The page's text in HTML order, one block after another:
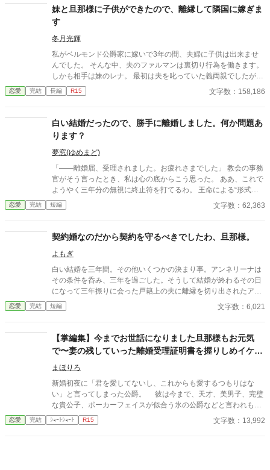
染を屋敷に迎え入れようとしている会話を聞いてしまったレティ
シアは、ついに決意する。 ――もう、この結婚には見切りをつけ
よう。 夜明け前、彼女は離縁の準備を整え、伯爵邸を出奔。 身を
寄せた北の港町で薬舗を手伝いながら、自分の力で生きる穏やか
な日々を手に入れていく。そこで出会ったのは、身分ではなく一
人の女性として彼女を尊重してくれる青年医師ノアだった。 一
方、都合よく尽くしてくれる妻を失ったアルフレッドは、ようや
く自分が何を失ったのかを思い知ることになる。 幼馴染ばかりを
優先する婚約者との白い結婚に終止符を打ち、傷ついた公爵令嬢
妹と旦那様に子供ができたので、離縁して隣国に嫁ぎま
す
冬月光輝
私がベルモンド公爵家に嫁いで3年の間、夫婦に子供は出来ませ
んでした。 そんな中、夫のファルマンは裏切り行為を働きます。
しかも相手は妹のレナ。 最初は夫を叱っていた義両親でしたが、
レナに子供が出来たと知ると私を責めだしました。 夫も婚約中か
ら私からの愛は感じていないと口にしており、あの頃に婚約破棄
害する権利はないと言われて離縁させられてしまいます。 それか
らまもなくして、隣国の王子であるレオン殿下が我が家に現れま
した。 「約束どおり、私の妻になってもらうぞ」 確かにそんな約
束をした覚えがあるような気がしますが、殿下はまだ5歳だった
ような……。 言われるがままに、隣国へ向かった私。 その頃にな
って、子供が出来ない理由は元旦那にあることが発覚して――。
ベルモンド公爵家ではひと悶着起こりそうらしいのですが、もう
私には関係ありません。 ※ざまぁパートは第16話〜です
恋愛 完結 長編 R15 文字数：158,186
白い結婚だったので、勝手に離婚しました。何か問題あ
ります？
夢窓(ゆめまど)
「――離婚届、受理されました。お疲れさまでした」 教会の事務
官がそう言ったとき、私は心の底からこう思った。 ああ、これで
ようやく三年分の無視に終止符を打てるわ。 王命による“形式結
婚”。 夫の顔も知らず、手紙もなし、戦地から帰ってきたという
噂すらない。 だから、はい、離婚。勝手に。 白い結婚だったの
恋愛 完結 短編 文字数：62,363
契約婚なのだから契約を守るべきでしたわ、旦那様。
よもぎ
白い結婚を三年間。その他いくつかの決まり事。アンネリーナは
その条件を呑み、三年を過ごした。そうして結婚が終わるその日
になって三年振りに会った戸籍上の夫に離縁を切り出されたアン
ネリーナは言う。追加の慰謝料を頂きます――
恋愛 完結 短編 文字数：6,021
【掌編集】今までお世話になりました旦那様もお元気
で〜妻の残していった離婚受理証明書を握りしめイケメ
ン公爵は涙と鼻水を垂らす
まほりろ
新婚初夜に「君を愛してないし、これからも愛するつもりはな
い」と言ってしまった公爵。 彼は今まで、天才、美男子、完璧
な貴公子、ポーカーフェイスが似合う氷の公爵などと言われもて
はやされてきた。 しかし新婚初夜に暴言を吐いた女性が、初恋
の人で、命の恩人で、伝説の聖女で、妖精の愛し子であったこと
恋愛 完結 ｼｮｰﾄｼｮｰﾄ R15 文字数：13,992